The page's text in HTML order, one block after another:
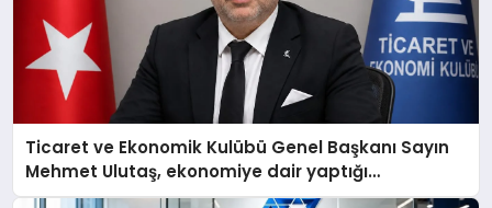
Ticaret ve Ekonomik Kulübü Genel Başkanı Sayın
Mehmet Ulutaş, ekonomiye dair yaptığı
açıklamada şunları kaydetti: